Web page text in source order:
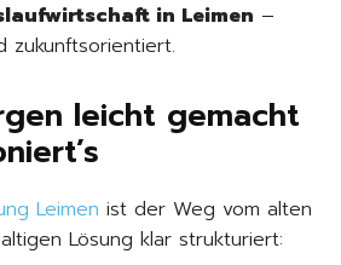
in Leimen –
zukunftsorientiert.
leicht gemacht
Leimen ist der Weg vom alten
Lösung klar strukturiert: